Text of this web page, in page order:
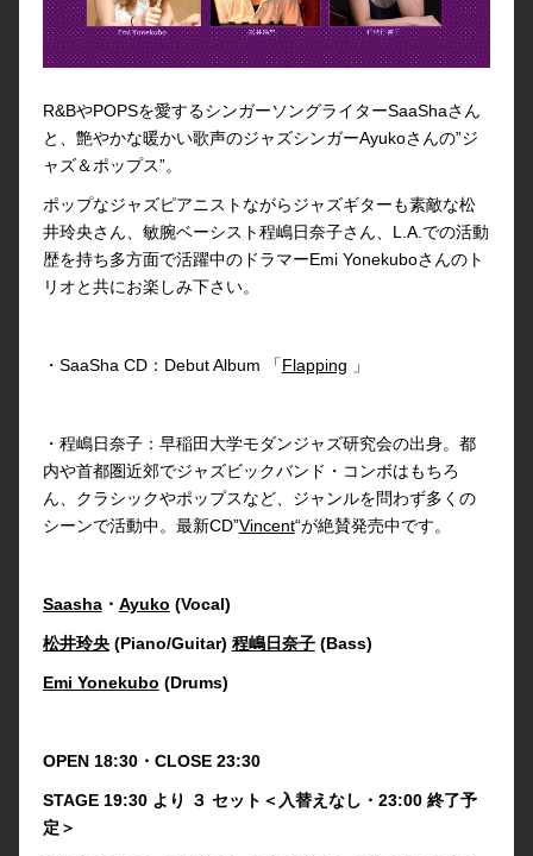
R&BやPOPSを愛するシンガーソングライターSaaShaさん
と、艶やかな暖かい歌声のジャズシンガーAyukoさんの”ジ
ャズ＆ポップス”。
ポップなジャズピアニストながらジャズギターも素敵な松
井玲央さん、敏腕ベーシスト程嶋日奈子さん、L.A.での活動
歴を持ち多方面で活躍中のドラマーEmi Yonekuboさんのト
リオと共にお楽しみ下さい。
・SaaSha CD：Debut Album 「Flapping 」
・程嶋日奈子：早稲田大学モダンジャズ研究会の出身。都
内や首都圏近郊でジャズビックバンド・コンボはもちろ
ん、クラシックやポップスなど、ジャンルを問わず多くの
シーンで活動中。最新CD”Vincent“が絶賛発売中です。
Saasha・ Ayuko (Vocal)
松井玲央(Piano/Guitar) 程嶋日奈子(Bass)
Emi Yonekubo (Drums)
OPEN 18:30・CLOSE 23:30
STAGE 19:30 より ３ セット＜入替えなし・23:00 終了予
定＞